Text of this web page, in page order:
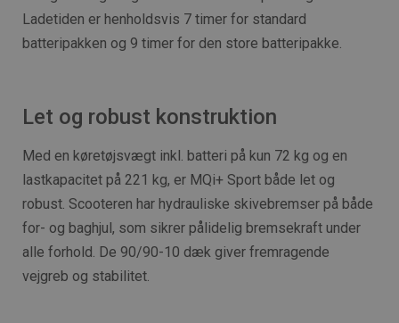
Ladetiden er henholdsvis 7 timer for standard
batteripakken og 9 timer for den store batteripakke.
Let og robust konstruktion
Med en køretøjsvægt inkl. batteri på kun 72 kg og en
lastkapacitet på 221 kg, er MQi+ Sport både let og
robust. Scooteren har hydrauliske skivebremser på både
for- og baghjul, som sikrer pålidelig bremsekraft under
alle forhold. De 90/90-10 dæk giver fremragende
vejgreb og stabilitet.